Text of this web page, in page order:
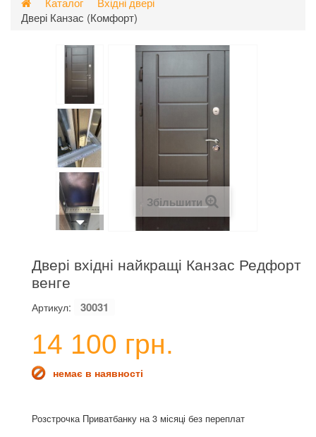
Двері Канзас (Комфорт)
Збільшити
Двері вхідні найкращі Канзас Редфорт
венге
Артикул: 30031
14 100 грн.
немає в наявності
Розстрочка Приватбанку на 3 місяці без переплат